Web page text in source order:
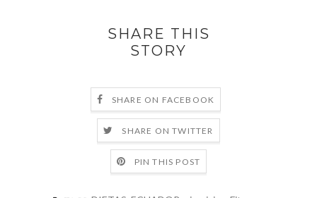
SHARE THIS
STORY
SHARE ON FACEBOOK
SHARE ON TWITTER
PIN THIS POST